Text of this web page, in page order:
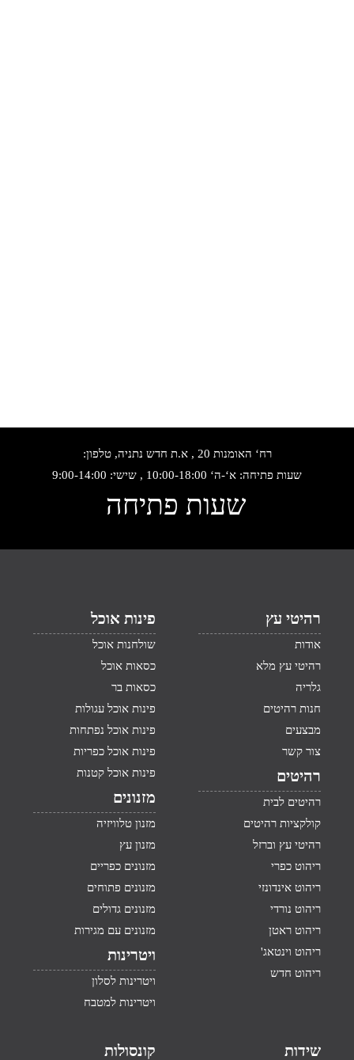
רח‘ האומנות 20 , א.ת חדש נתניה, טלפון:
שעות פתיחה: א‘-ה‘ 10:00-18:00 , שישי: 9:00-14:00
שעות פתיחה
רהיטי עץ
אודות
רהיטי עץ מלא
גלריה
חנות רהיטים
מבצעים
צור קשר
רהיטים
רהיטים לבית
קולקציות רהיטים
רהיטי עץ וברזל
ריהוט כפרי
ריהוט אינדונזי
ריהוט נורדי
ריהוט ראטן
ריהוט וינטאג'
ריהוט חדש
פינות אוכל
שולחנות אוכל
כסאות אוכל
כסאות בר
פינות אוכל עגולות
פינות אוכל נפתחות
פינות אוכל כפריות
פינות אוכל קטנות
מזנונים
מזנון טלוויזיה
מזנון עץ
מזנונים כפריים
מזנונים פתוחים
מזנונים גדולים
מזנונים עם מגירות
ויטרינות
ויטרינות לסלון
ויטרינות למטבח
שידות קונסולות